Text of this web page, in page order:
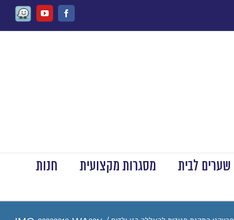
Facebook
Youtube
Waze
שערים לבית מסגרות מקצועית
חנות